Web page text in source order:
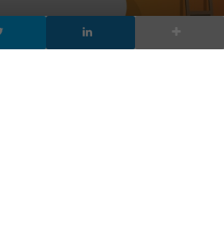
deve